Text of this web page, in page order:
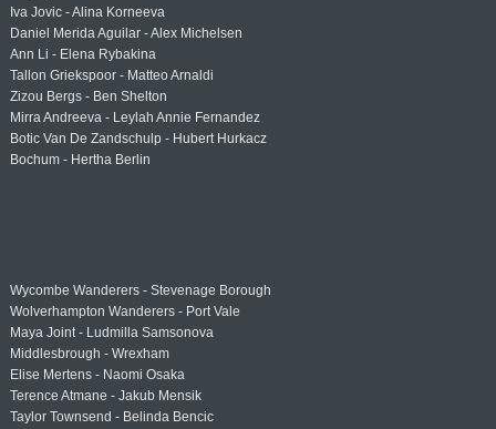
Iva Jovic - Alina Korneeva
Daniel Merida Aguilar - Alex Michelsen
Ann Li - Elena Rybakina
Tallon Griekspoor - Matteo Arnaldi
Zizou Bergs - Ben Shelton
Mirra Andreeva - Leylah Annie Fernandez
Botic Van De Zandschulp - Hubert Hurkacz
Bochum - Hertha Berlin
Wycombe Wanderers - Stevenage Borough
Wolverhampton Wanderers - Port Vale
Maya Joint - Ludmilla Samsonova
Middlesbrough - Wrexham
Elise Mertens - Naomi Osaka
Terence Atmane - Jakub Mensik
Taylor Townsend - Belinda Bencic